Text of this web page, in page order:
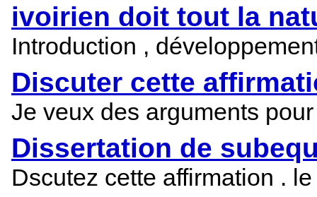
ivoirien doit tout la
Introduction ,
Discuter cette
Je veux des arguments
Dissertation de
Dscutez cette affirmation .